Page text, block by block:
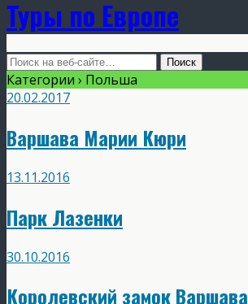
Туры по Европе
Категории › Польша
20.02.2017
Варшава Марии Кюри
13.11.2016
Парк Лазенки
30.10.2016
Королевский замок Варшава